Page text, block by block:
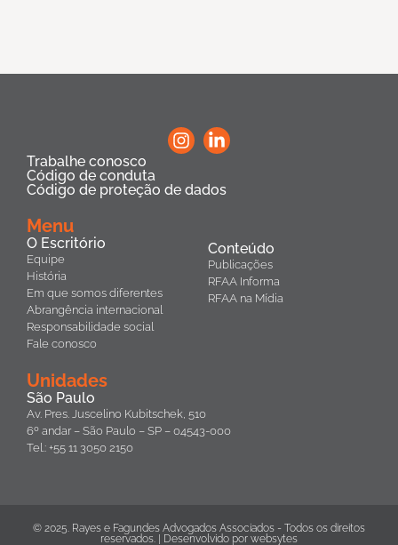
Trabalhe conosco
Código de conduta
Código de proteção de dados
Menu
O Escritório
Equipe
História
Em que somos diferentes
Abrangência internacional
Responsabilidade social
Fale conosco
Conteúdo
Publicações
RFAA Informa
RFAA na Mídia
Unidades
São Paulo
Av. Pres. Juscelino Kubitschek, 510
6º andar – São Paulo – SP – 04543-000
Tel.: +55 11 3050 2150
© 2025. Rayes e Fagundes Advogados Associados - Todos os direitos
reservados. | Desenvolvido por websytes